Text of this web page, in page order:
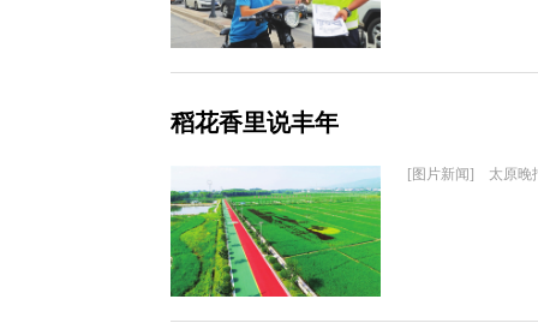
稻花香里说丰年
[图片新闻] 太原晚